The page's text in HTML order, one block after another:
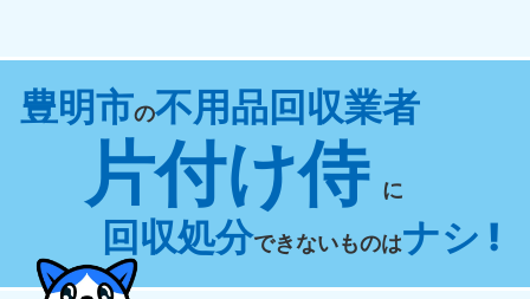
豊明市の不用品回収業者
片付け侍 に
回収処分できないものはナシ !